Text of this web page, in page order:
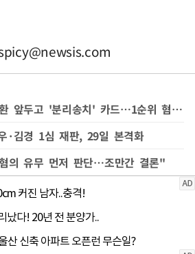
경찰, 김병기 6차 소환 앞두고 '분리송치' 카드…1순위 혐의 주목
·김경 1심 재판, 29일 본격화
의 유무 먼저 판단…조만간 결론"